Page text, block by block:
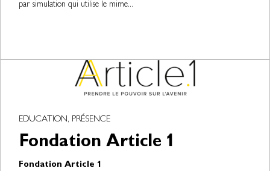
par simulation qui utilise le mime...
EDUCATION, PRÉSENCE
Fondation Article 1
Fondation Article 1